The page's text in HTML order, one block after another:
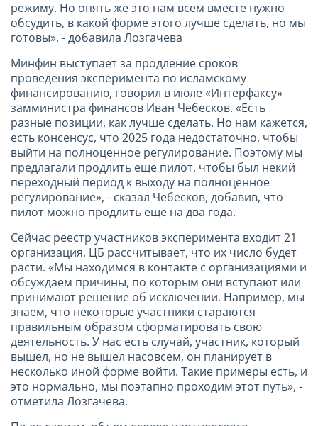
режиму. Но опять же это нам всем вместе нужно
обсудить, в какой форме этого лучше сделать, но мы
готовы», - добавила Лозгачева
Минфин выступает за продление сроков
проведения эксперимента по исламскому
финансированию, говорил в июле «Интерфаксу»
замминистра финансов Иван Чебесков. «Есть
разные позиции, как лучше сделать. Но нам кажется,
есть консенсус, что 2025 года недостаточно, чтобы
выйти на полноценное регулирование. Поэтому мы
предлагали продлить еще пилот, чтобы был некий
переходный период к выходу на полноценное
регулирование», - сказал Чебесков, добавив, что
пилот можно продлить еще на два года.
Сейчас реестр участников эксперимента входит 21
организация. ЦБ рассчитывает, что их число будет
расти. «Мы находимся в контакте с организациями и
обсуждаем причины, по которым они вступают или
принимают решение об исключении. Например, мы
знаем, что некоторые участники стараются
правильным образом сформатировать свою
деятельность. У нас есть случай, участник, который
вышел, но не вышел насовсем, он планирует в
несколько иной форме войти. Такие примеры есть, и
это нормально, мы поэтапно проходим этот путь», -
отметила Лозгачева.